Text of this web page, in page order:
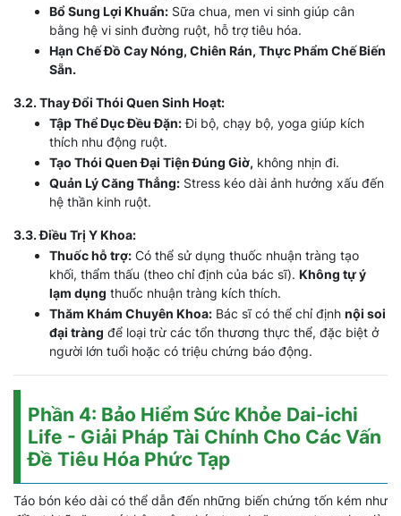
Bổ Sung Lợi Khuẩn: Sữa chua, men vi sinh giúp cân
bằng hệ vi sinh đường ruột, hỗ trợ tiêu hóa.
Hạn Chế Đồ Cay Nóng, Chiên Rán, Thực Phẩm Chế Biến
Sẵn.
3.2. Thay Đổi Thói Quen Sinh Hoạt:
Tập Thể Dục Đều Đặn:Đi bộ, chạy bộ, yoga giúp kích
thích nhu động ruột.
Tạo Thói Quen Đại Tiện Đúng Giờ, không nhịn đi.
Quản Lý Căng Thẳng: Stress kéo dài ảnh hưởng xấu đến
hệ thần kinh ruột.
3.3. Điều Trị Y Khoa:
Thuốc hỗ trợ: Có thể sử dụng thuốc nhuận tràng tạo
khối, thẩm thấu (theo chỉ định của bác sĩ). Không tự ý
lạm dụng thuốc nhuận tràng kích thích.
Thăm Khám Chuyên Khoa: Bác sĩ có thể chỉ định nội soi
đại tràng để loại trừ các tổn thương thực thể, đặc biệt ở
người lớn tuổi hoặc có triệu chứng báo động.
Phần 4: Bảo Hiểm Sức Khỏe Dai-ichi
Life - Giải Pháp Tài Chính Cho Các Vấn
Đề Tiêu Hóa Phức Tạp
Táo bón kéo dài có thể dẫn đến những biến chứng tốn kém như